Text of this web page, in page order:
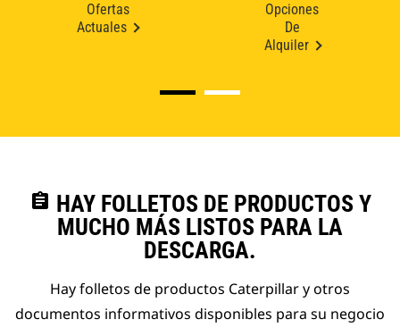
Ofertas
Actuales
Opciones
De
Alquiler
assignment HAY FOLLETOS DE PRODUCTOS Y
MUCHO MÁS LISTOS PARA LA
DESCARGA.
Hay folletos de productos Caterpillar y otros
documentos informativos disponibles para su negocio